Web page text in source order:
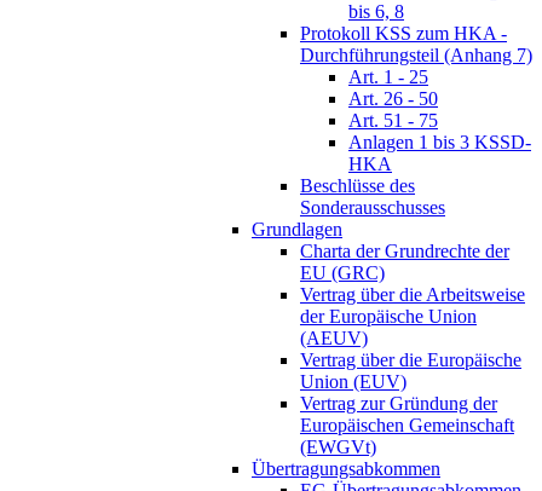
bis 6, 8
Protokoll KSS zum HKA -
Durchführungsteil (Anhang 7)
Art. 1 - 25
Art. 26 - 50
Art. 51 - 75
Anlagen 1 bis 3 KSSD-
HKA
Beschlüsse des
Sonderausschusses
Grundlagen
Charta der Grundrechte der
EU (GRC)
Vertrag über die Arbeitsweise
der Europäische Union
(AEUV)
Vertrag über die Europäische
Union (EUV)
Vertrag zur Gründung der
Europäischen Gemeinschaft
(EWGVt)
Übertragungsabkommen